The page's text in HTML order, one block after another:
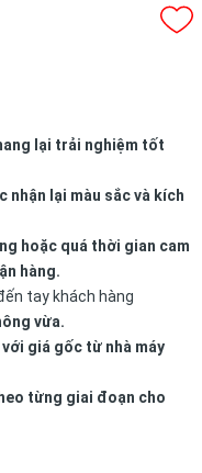
lại trải nghiệm tốt
nhận lại màu sắc và kích
hoặc quá thời gian cam
hàng.
tay khách hàng
vừa.
giá gốc từ nhà máy
từng giai đoạn cho